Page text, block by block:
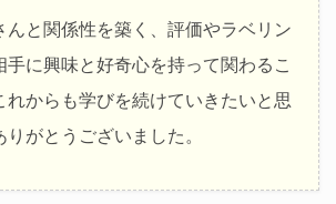
んと関係性を築く、評価やラベリン
手に興味と好奇心を持って関わるこ
れからも学びを続けていきたいと思
がとうございました。